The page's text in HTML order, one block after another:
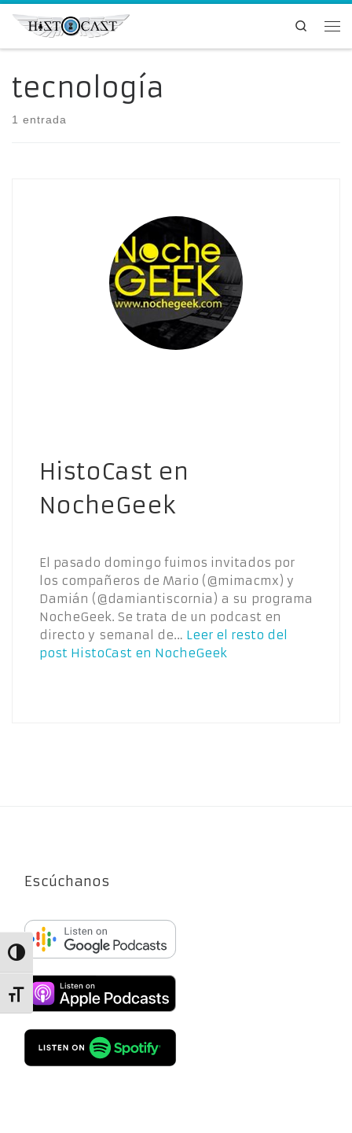
Alternar alto contraste
Alternar tamaño de letra
Saltar al contenido
Search
tecnología
1 entrada
HistoCast en
NocheGeek
El pasado domingo fuimos invitados por
los compañeros de Mario (@mimacmx) y
Damián (@damiantiscornia) a su programa
NocheGeek. Se trata de un podcast en
directo y semanal de… Leer el resto del
post HistoCast en NocheGeek
Escúchanos